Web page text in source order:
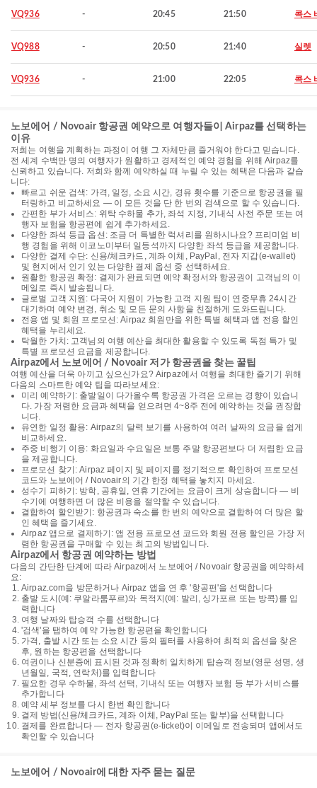
VQ936 - 20:45 21:50 콕스
VQ988 - 20:50 21:40 실렛
VQ936 - 21:00 22:05 콕스
노보에어 / Novoair 항공권 예약으로 여행자들이 Airpaz를 선택하는
이유
저희는 여행을 계획하는 과정이 여행 그 자체만큼 즐거워야 한다고 믿습니다.
전 세계 수백만 명의 여행자가 원활하고 경제적인 예약 경험을 위해 Airpaz를
신뢰하고 있습니다. 저희와 함께 예약하실 때 누릴 수 있는 혜택은 다음과 같습
니다:
빠르고 쉬운 검색: 가격, 일정, 소요 시간, 경유 횟수를 기준으로 항공권을 필
터링하고 비교하세요 — 이 모든 것을 단 한 번의 검색으로 할 수 있습니다.
간편한 부가 서비스: 위탁 수하물 추가, 좌석 지정, 기내식 사전 주문 또는 여
행자 보험을 항공편에 쉽게 추가하세요.
다양한 좌석 등급 옵션: 조금 더 특별한 럭셔리를 원하시나요? 프리미엄 비
행 경험을 위해 이코노미부터 일등석까지 다양한 좌석 등급을 제공합니다.
다양한 결제 수단: 신용/체크카드, 계좌 이체, PayPal, 전자 지갑(e-wallet)
및 현지에서 인기 있는 다양한 결제 옵션 중 선택하세요.
원활한 항공권 확정: 결제가 완료되면 예약 확정서와 항공권이 고객님의 이
메일로 즉시 발송됩니다.
글로벌 고객 지원: 다국어 지원이 가능한 고객 지원 팀이 연중무휴 24시간
대기하며 예약 변경, 취소 및 모든 문의 사항을 친절하게 도와드립니다.
전용 앱 및 회원 프로모션: Airpaz 회원만을 위한 특별 혜택과 앱 전용 할인
혜택을 누리세요.
탁월한 가치: 고객님의 여행 예산을 최대한 활용할 수 있도록 독점 특가 및
특별 프로모션 요금을 제공합니다.
Airpaz에서 노보에어 / Novoair 저가 항공권을 찾는 꿀팁
여행 예산을 더욱 아끼고 싶으신가요? Airpaz에서 여행을 최대한 즐기기 위해
다음의 스마트한 예약 팁을 따라보세요:
미리 예약하기: 출발일이 다가올수록 항공권 가격은 오르는 경향이 있습니
다. 가장 저렴한 요금과 혜택을 얻으려면 4~8주 전에 예약하는 것을 권장합
니다.
유연한 일정 활용: Airpaz의 달력 보기를 사용하여 여러 날짜의 요금을 쉽게
비교하세요.
주중 비행기 이용: 화요일과 수요일은 보통 주말 항공편보다 더 저렴한 요금
을 제공합니다.
프로모션 찾기: Airpaz 페이지 및 페이지를 정기적으로 확인하여 프로모션
코드와 노보에어 / Novoair의 기간 한정 혜택을 놓치지 마세요.
성수기 피하기: 방학, 공휴일, 연휴 기간에는 요금이 크게 상승합니다 — 비
수기에 여행하면 더 많은 비용을 절약할 수 있습니다.
결합하여 할인받기: 항공권과 숙소를 한 번의 예약으로 결합하여 더 많은 할
인 혜택을 즐기세요.
Airpaz 앱으로 결제하기: 앱 전용 프로모션 코드와 회원 전용 할인은 가장 저
렴한 항공권을 구매할 수 있는 최고의 방법입니다.
Airpaz에서 항공권 예약하는 방법
다음의 간단한 단계에 따라 Airpaz에서 노보에어 / Novoair 항공권을 예약하세
요:
Airpaz.com을 방문하거나 Airpaz 앱을 연 후 '항공편'을 선택합니다
출발 도시(예: 쿠알라룸푸르)와 목적지(예: 발리, 싱가포르 또는 방콕)를 입
력합니다
여행 날짜와 탑승객 수를 선택합니다
'검색'을 탭하여 예약 가능한 항공편을 확인합니다
가격, 출발 시간 또는 소요 시간 등의 필터를 사용하여 최적의 옵션을 찾은
후, 원하는 항공편을 선택합니다
여권이나 신분증에 표시된 것과 정확히 일치하게 탑승객 정보(영문 성명, 생
년월일, 국적, 연락처)를 입력합니다
필요한 경우 수하물, 좌석 선택, 기내식 또는 여행자 보험 등 부가 서비스를
추가합니다
예약 세부 정보를 다시 한번 확인합니다
결제 방법(신용/체크카드, 계좌 이체, PayPal 또는 할부)을 선택합니다
결제를 완료합니다 — 전자 항공권(e-ticket)이 이메일로 전송되며 앱에서도
확인할 수 있습니다
노보에어 / Novoair에 대한 자주 묻는 질문